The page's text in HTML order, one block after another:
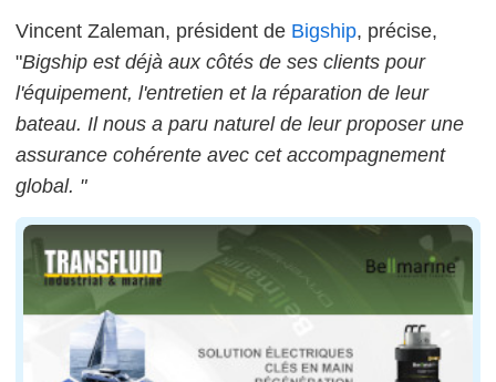
Vincent Zaleman, président de Bigship, précise,
"Bigship est déjà aux côtés de ses clients pour
l'équipement, l'entretien et la réparation de leur
bateau. Il nous a paru naturel de leur proposer une
assurance cohérente avec cet accompagnement
global. "